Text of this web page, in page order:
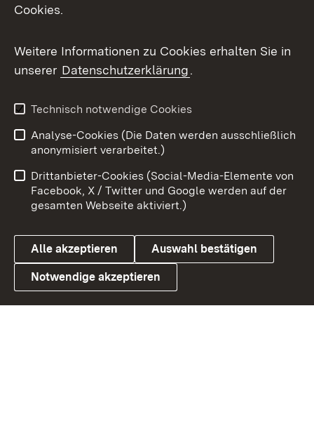
X / Twitter
Youtube
Link zum Landesportal
Impressum
Kontakt
Barrierefreiheit
Datenschutz
Cookies
Cookies.
Weitere Informationen zu Cookies erhalten Sie in
unserer Datenschutzerklärung.
Technisch notwendige Cookies
Analyse-Cookies (Die Daten werden ausschließlich
anonymisiert verarbeitet.)
Drittanbieter-Cookies (Social-Media-Elemente von
Facebook, X / Twitter und Google werden auf der
gesamten Webseite aktiviert.)
Alle akzeptieren Auswahl bestätigen
Notwendige akzeptieren